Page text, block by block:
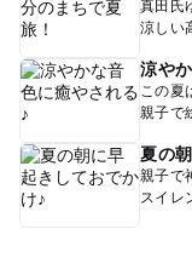
真田氏
涼しい
涼や
この夏
親子で
夏の
親子で
スイレ